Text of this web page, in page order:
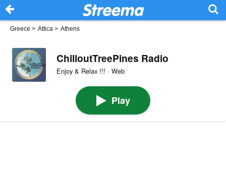
Greece > Attica > Athens
ChilloutTreePines Radio
Enjoy & Relax !!! · Web
Play